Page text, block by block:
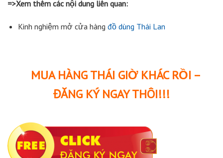
=>Xem thêm các nội dung liên quan:
Kinh nghiệm mở cửa hàng đồ dùng Thái Lan
MUA HÀNG THÁI GIỜ KHÁC RỒI –
ĐĂNG KÝ NGAY THÔI!!!